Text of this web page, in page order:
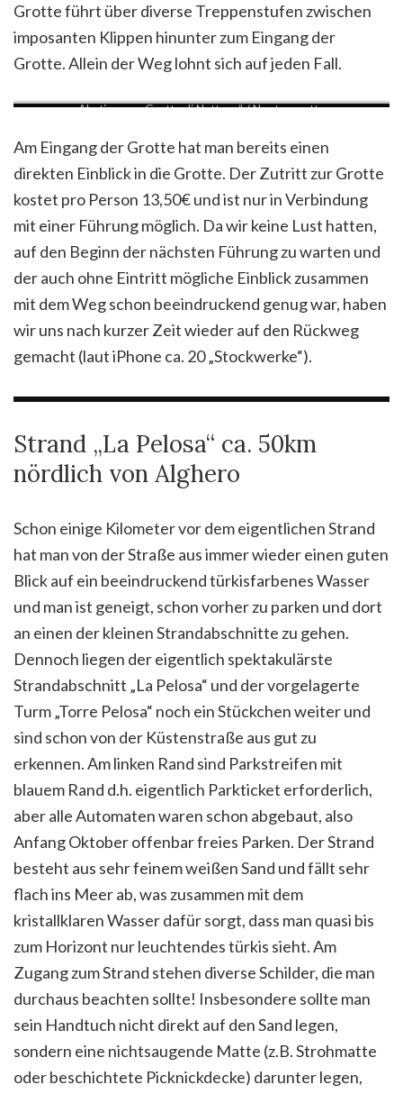
Grotte führt über diverse Treppenstufen zwischen
imposanten Klippen hinunter zum Eingang der
Grotte. Allein der Weg lohnt sich auf jeden Fall.
Abstieg zur „Grotte di Nettuno“ / Neptungrotte
Am Eingang der Grotte hat man bereits einen
direkten Einblick in die Grotte. Der Zutritt zur Grotte
kostet pro Person 13,50€ und ist nur in Verbindung
mit einer Führung möglich. Da wir keine Lust hatten,
auf den Beginn der nächsten Führung zu warten und
der auch ohne Eintritt mögliche Einblick zusammen
mit dem Weg schon beeindruckend genug war, haben
wir uns nach kurzer Zeit wieder auf den Rückweg
gemacht (laut iPhone ca. 20 „Stockwerke“).
Strand „La Pelosa“ ca. 50km
nördlich von Alghero
Schon einige Kilometer vor dem eigentlichen Strand
hat man von der Straße aus immer wieder einen guten
Blick auf ein beeindruckend türkisfarbenes Wasser
und man ist geneigt, schon vorher zu parken und dort
an einen der kleinen Strandabschnitte zu gehen.
Dennoch liegen der eigentlich spektakulärste
Strandabschnitt „La Pelosa“ und der vorgelagerte
Turm „Torre Pelosa“ noch ein Stückchen weiter und
sind schon von der Küstenstraße aus gut zu
erkennen. Am linken Rand sind Parkstreifen mit
blauem Rand d.h. eigentlich Parkticket erforderlich,
aber alle Automaten waren schon abgebaut, also
Anfang Oktober offenbar freies Parken. Der Strand
besteht aus sehr feinem weißen Sand und fällt sehr
flach ins Meer ab, was zusammen mit dem
kristallklaren Wasser dafür sorgt, dass man quasi bis
zum Horizont nur leuchtendes türkis sieht. Am
Zugang zum Strand stehen diverse Schilder, die man
durchaus beachten sollte! Insbesondere sollte man
sein Handtuch nicht direkt auf den Sand legen,
sondern eine nichtsaugende Matte (z.B. Strohmatte
oder beschichtete Picknickdecke) darunter legen,